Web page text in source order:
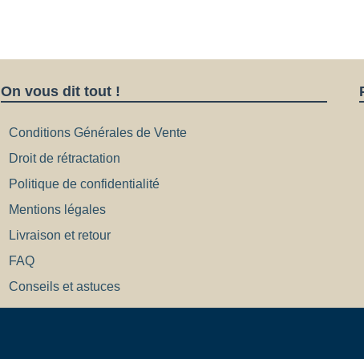
On vous dit tout !
Conditions Générales de Vente
Droit de rétractation
Politique de confidentialité
Mentions légales
Livraison et retour
FAQ
Conseils et astuces